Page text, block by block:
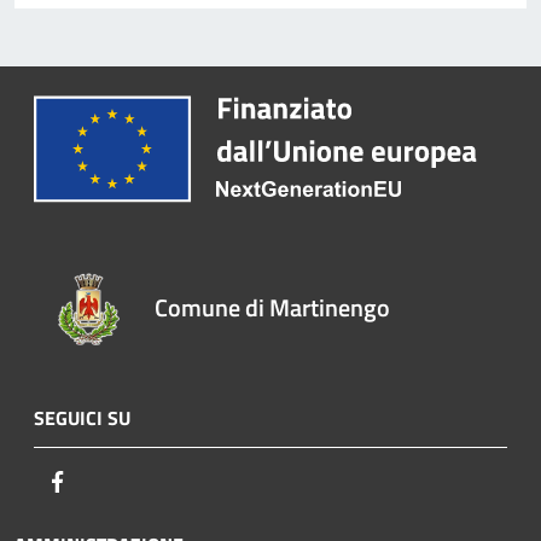
Comune di Martinengo
SEGUICI SU